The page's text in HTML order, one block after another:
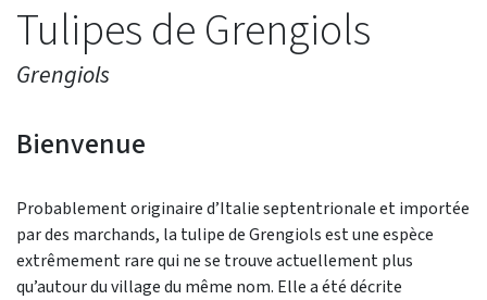
Tulipes de Grengiols
Grengiols
Bienvenue
Probablement originaire d’Italie septentrionale et importée
par des marchands, la tulipe de Grengiols est une espèce
extrêmement rare qui ne se trouve actuellement plus
qu’autour du village du même nom. Elle a été décrite